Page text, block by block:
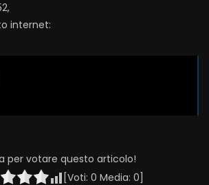
internet:
per votare questo articolo!
[Voti: 0 Media: 0]